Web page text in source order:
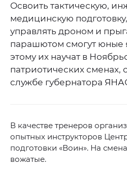
Освоить тактическую,
медицинскую
управлять дроном и
парашютом смогут юные
этому их научат в
патриотических
службе губернатора
В качестве тренеров
опытных инструкторов
подготовки «Воин». На
вожатые.